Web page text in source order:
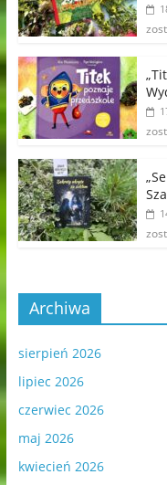
Archiwa
sierpień 2026
lipiec 2026
czerwiec 2026
maj 2026
kwiecień 2026